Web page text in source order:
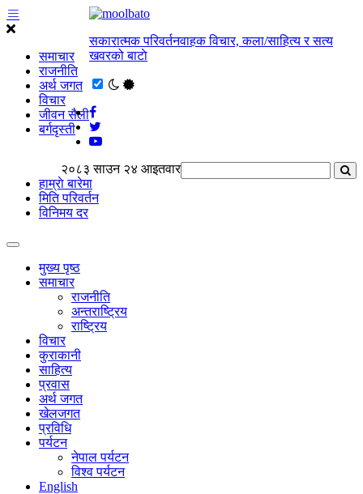
समाचार
राजनीति
अर्थ जगत
विचार
जीवन सैली
बर्गदृस्ती
सकारात्मक परिवर्तनवाहक विचार, कला/साहित्य र सत्य
खवरको बाटाे
२०८३ साउन २४ आइतवार
हाम्राे बारेमा
मिति परिवर्तन
विनिमय दर
मुख्य पृष्ठ
समाचार
राजनीति
अन्तराष्ट्रिय
राष्ट्रिय
विचार
कुराकानी
साहित्य
प्रवास
अर्थ जगत
खेलजगत
प्रविधि
पर्यटन
नेपाल पर्यटन
विश्व पर्यटन
English